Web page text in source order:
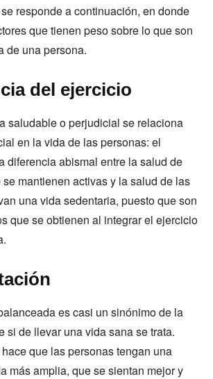
responde a continuación, en donde
que tienen peso sobre lo que son
de una persona.
del ejercicio
saludable o perjudicial se relaciona
en la vida de las personas: el
diferencia abismal entre la salud de
mantienen activas y la salud de las
una vida sedentaria, puesto que son
que se obtienen al integrar el ejercicio
es casi un sinónimo de la
si de llevar una vida sana se trata.
que las personas tengan una
más amplia, que se sientan mejor y